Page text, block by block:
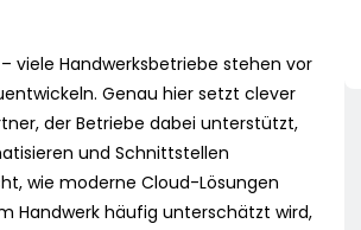
viele Handwerksbetriebe stehen vor
Genau hier setzt clever
der Betriebe dabei unterstützt,
und Schnittstellen
wie moderne Cloud-Lösungen
Handwerk häufig unterschätzt wird,